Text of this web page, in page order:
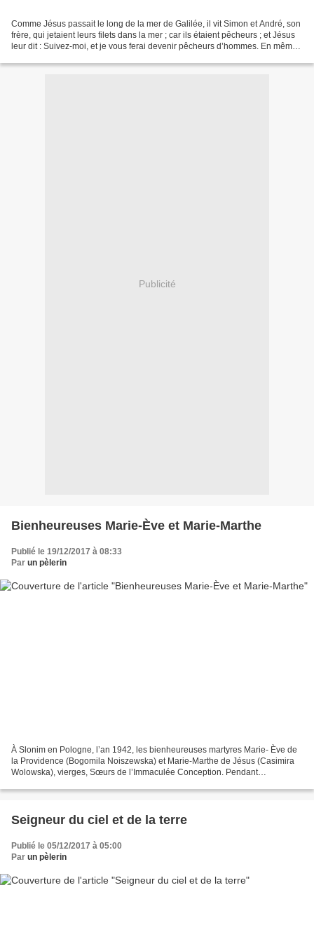
Comme Jésus passait le long de la mer de Galilée, il vit Simon et André, son
frère, qui jetaient leurs filets dans la mer ; car ils étaient pêcheurs ; et Jésus
leur dit : Suivez-moi, et je vous ferai devenir pêcheurs d’hommes. En même
Publicité
Bienheureuses Marie-Ève et Marie-Marthe
Publié le 19/12/2017 à 08:33
Par un pèlerin
À Slonim en Pologne, l’an 1942, les bienheureuses martyres Marie- Ève de
la Providence (Bogomila Noiszewska) et Marie-Marthe de Jésus (Casimira
Wolowska), vierges, Sœurs de l’Immaculée Conception. Pendant
Seigneur du ciel et de la terre
Publié le 05/12/2017 à 05:00
Par un pèlerin